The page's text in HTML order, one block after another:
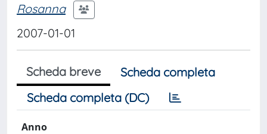
Rosanna
2007-01-01
Scheda breve
Scheda completa
Scheda completa (DC)
Anno